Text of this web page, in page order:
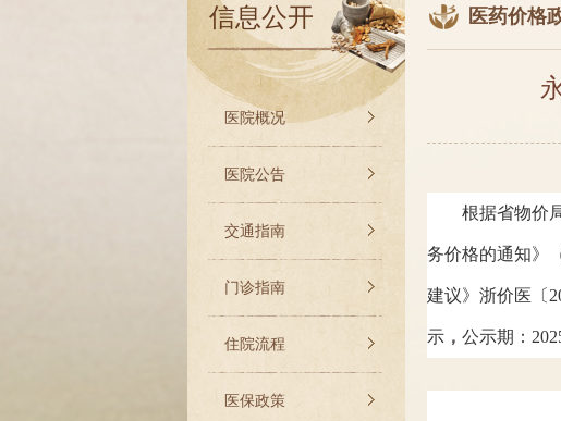
信息公开
医院概况
医院公告
交通指南
门诊指南
住院流程
医保政策
医药价格
根据省物价
务价格的通知》
建议》 浙价医〔
示 ， 公示期：